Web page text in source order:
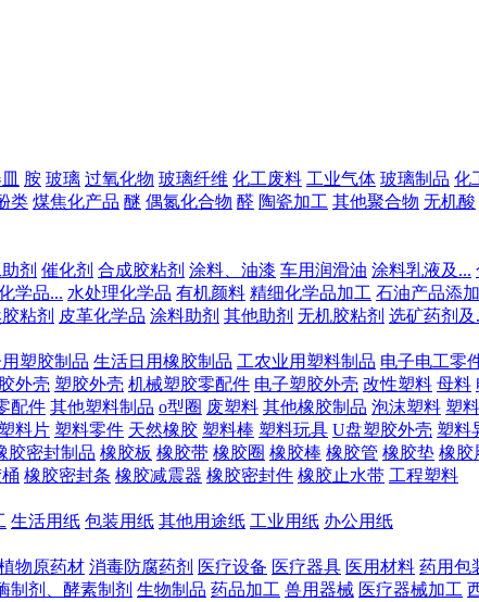
胺 玻璃 过氧化物 玻璃纤维 化工废料 工业气体 玻璃制品 化
类 煤焦化产品 醚 偶氮化合物 醛 陶瓷加工 其他聚合物 无机酸
剂 催化剂 合成胶粘剂 涂料、油漆 车用润滑油 涂料乳液及...
学品... 水处理化学品 有机颜料 精细化学品加工 石油产品添
粘剂 皮革化学品 涂料助剂 其他助剂 无机胶粘剂 选矿药剂及
塑胶制品 生活日用橡胶制品 工农业用塑料制品 电子电工零
外壳 塑胶外壳 机械塑胶零配件 电子塑胶外壳 改性塑料 母料
配件 其他塑料制品 o型圈 废塑料 其他橡胶制品 泡沫塑料 塑
塑料片 塑料零件 天然橡胶 塑料棒 塑料玩具 U盘塑胶外壳 塑料
胶密封制品 橡胶板 橡胶带 橡胶圈 橡胶棒 橡胶管 橡胶垫 橡胶
橡胶密封条 橡胶减震器 橡胶密封件 橡胶止水带 工程塑料
生活用纸 包装用纸 其他用途纸 工业用纸 办公用纸
物原药材 消毒防腐药剂 医疗设备 医疗器具 医用材料 药用包
制剂、酵素制剂 生物制品 药品加工 兽用器械 医疗器械加工